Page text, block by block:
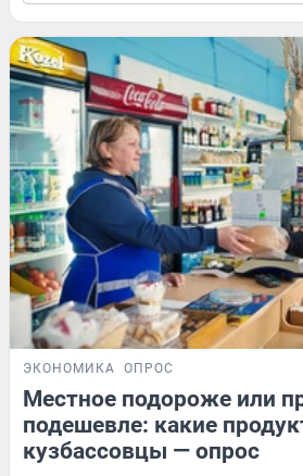
ЭКОНОМИКА ОПРОС
Местное подороже или
подешевле: какие
кузбассовцы — опрос